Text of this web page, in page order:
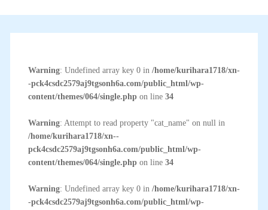
Warning: Undefined array key 0 in /home/kurihara1718/xn-
-pck4csdc2579aj9tgsonh6a.com/public_html/wp-
content/themes/064/single.phpon line 34
Warning: Attempt to read property "cat_name" on null in
/home/kurihara1718/xn--
pck4csdc2579aj9tgsonh6a.com/public_html/wp-
content/themes/064/single.phpon line 34
Warning: Undefined array key 0 in /home/kurihara1718/xn-
-pck4csdc2579aj9tgsonh6a.com/public_html/wp-